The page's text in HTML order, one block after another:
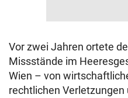
Vor zwei Jahren ortete
Missstände im
Wien – von
rechtlichen Verletzungen